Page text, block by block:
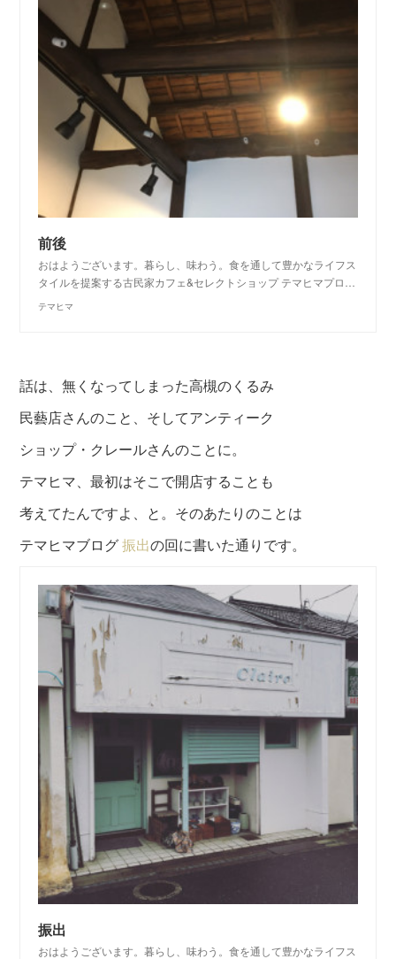
前後
おはようございます。暮らし、味わう。食を通して豊かなライフス
タイルを提案する古民家カフェ&セレクトショップ テマヒマプロ…
テマヒマ
話は、無くなってしまった高槻のくるみ
民藝店さんのこと、そしてアンティーク
ショップ・クレールさんのことに。
テマヒマ、最初はそこで開店することも
考えてたんですよ、と。そのあたりのことは
テマヒマブログ振出の回に書いた通りです。
振出
おはようございます。暮らし、味わう。食を通して豊かなライフス